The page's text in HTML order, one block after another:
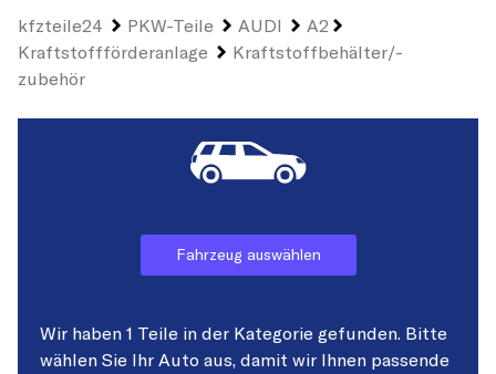
kfzteile24 PKW-Teile AUDI
A2
Kraftstoffförderanlage
Kraftstoffbehälter/-
zubehör
Fahrzeug auswählen
Wir haben 1 Teile in der Kategorie gefunden. Bitte
wählen Sie Ihr Auto aus, damit wir Ihnen passende